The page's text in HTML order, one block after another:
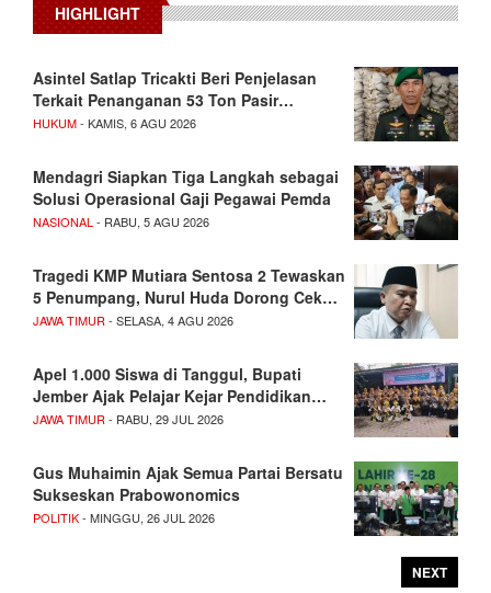
HIGHLIGHT
Asintel Satlap Tricakti Beri Penjelasan
Terkait Penanganan 53 Ton Pasir…
HUKUM- KAMIS, 6 AGU 2026
Mendagri Siapkan Tiga Langkah sebagai
Solusi Operasional Gaji Pegawai Pemda
NASIONAL - RABU, 5 AGU 2026
Tragedi KMP Mutiara Sentosa 2 Tewaskan
5 Penumpang, Nurul Huda Dorong Cek…
JAWA TIMUR - SELASA, 4 AGU 2026
Apel 1.000 Siswa di Tanggul, Bupati
Jember Ajak Pelajar Kejar Pendidikan…
JAWA TIMUR - RABU, 29 JUL 2026
Gus Muhaimin Ajak Semua Partai Bersatu
Sukseskan Prabowonomics
POLITIK- MINGGU, 26 JUL 2026
NEXT